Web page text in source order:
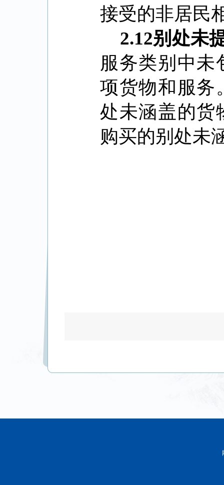
接受的非居民
2.12别处未
服务类别中未
项货物和服务
处未涵盖的货
购买的别处未